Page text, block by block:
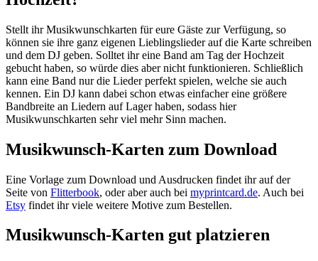
Stellt ihr Musikwunschkarten für eure Gäste zur Verfügung, so
können sie ihre ganz eigenen Lieblingslieder auf die Karte schreiben
und dem DJ geben. Solltet ihr eine Band am Tag der Hochzeit
gebucht haben, so würde dies aber nicht funktionieren. Schließlich
kann eine Band nur die Lieder perfekt spielen, welche sie auch
kennen. Ein DJ kann dabei schon etwas einfacher eine größere
Bandbreite an Liedern auf Lager haben, sodass hier
Musikwunschkarten sehr viel mehr Sinn machen.
Musikwunsch-Karten zum Download
Eine Vorlage zum Download und Ausdrucken findet ihr auf der
Seite von Flitterbook, oder aber auch bei myprintcard.de. Auch bei
Etsy findet ihr viele weitere Motive zum Bestellen.
Musikwunsch-Karten gut platzieren